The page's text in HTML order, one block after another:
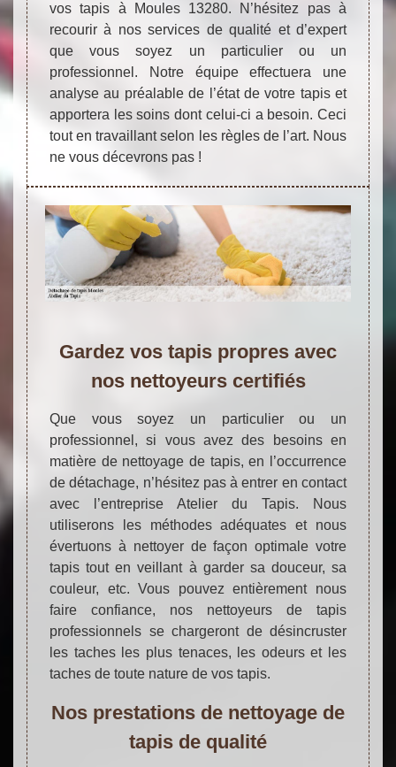
vos tapis à Moules 13280. N’hésitez pas à
recourir à nos services de qualité et d’expert
que vous soyez un particulier ou un
professionnel. Notre équipe effectuera une
analyse au préalable de l’état de votre tapis et
apportera les soins dont celui-ci a besoin. Ceci
tout en travaillant selon les règles de l’art. Nous
ne vous décevrons pas !
Gardez vos tapis propres avec
nos nettoyeurs certifiés
Que vous soyez un particulier ou un
professionnel, si vous avez des besoins en
matière de nettoyage de tapis, en l’occurrence
de détachage, n’hésitez pas à entrer en contact
avec l’entreprise Atelier du Tapis. Nous
utiliserons les méthodes adéquates et nous
évertuons à nettoyer de façon optimale votre
tapis tout en veillant à garder sa douceur, sa
couleur, etc. Vous pouvez entièrement nous
faire confiance, nos nettoyeurs de tapis
professionnels se chargeront de désincruster
les taches les plus tenaces, les odeurs et les
taches de toute nature de vos tapis.
Nos prestations de nettoyage de
tapis de qualité